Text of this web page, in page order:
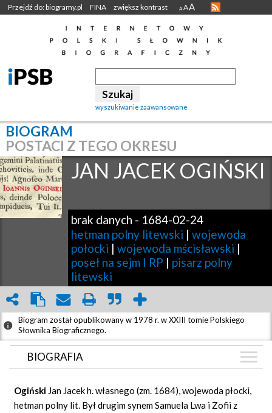
Przejdź do: biogramy.pl FINA zwiększ kontrast A AA
wyszukiwanie zaawansowane
BIOGRAM
POSTACI Z TEGO OKRESU
JAN JACEKOGIŃSKI
brak danych - 1684-02-24
hetman polny litewski | wojewoda
połocki | wojewoda mścisławski |
poseł na sejm I RP | pisarz polny
litewski
Biogram został opublikowany w 1978 r. w XXIII tomie Polskiego
Słownika Biograficznego.
BIOGRAFIA
ARTYKUŁY (1)
Ogiński Jan Jacek h. własnego (zm. 1684), wojewoda płocki,
hetman polny lit. Był drugim synem Samuela Lwa i Zofii z